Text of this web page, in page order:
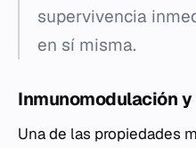
supervivencia
en sí misma.
Inmunomodulación
Una de las propiedades